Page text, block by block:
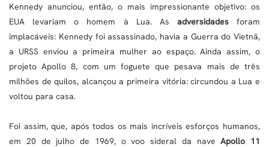
Kennedy anunciou, então, o mais impressionante objetivo: os
EUA levariam o homem à Lua. As adversidadesforam
implacáveis: Kennedy foi assassinado, havia a Guerra do Vietnã,
a URSS enviou a primeira mulher ao espaço. Ainda assim, o
projeto Apollo 8, com um foguete que pesava mais de três
milhões de quilos, alcançou a primeira vitória: circundou a Lua e
voltou para casa.
Foi assim, que, após todos os mais incríveis esforços humanos,
em 20 de julho de 1969, o voo sideral da naveApollo 11